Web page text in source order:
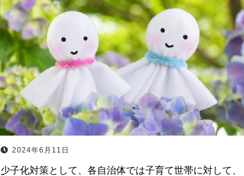
2024年6月11日
少子化対策として、各自治体では子育て世帯に対して、